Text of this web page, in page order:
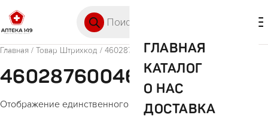
ГЛАВНАЯ
КАТАЛОГ
О НАС
ДОСТАВКА
Главная / Товар Штрихкод / 4602876004623
4602876004623
Отображение единственного товара